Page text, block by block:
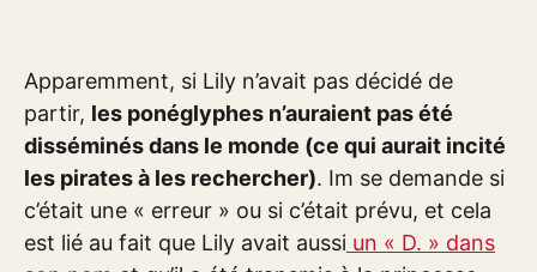
Apparemment, si Lily n’avait pas décidé de
partir, les ponéglyphes n’auraient pas été
disséminés dans le monde (ce qui aurait incité
les pirates à les rechercher). Im se demande si
c’était une « erreur » ou si c’était prévu, et cela
est lié au fait que Lily avait aussi un « D. » dans